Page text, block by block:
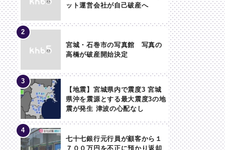
ット運営会社が自己破産へ
宮城・石巻市の写真館 写真の
高橋が破産開始決定
【地震】宮城県内で震度3 宮城
県沖を震源とする最大震度3の地
震が発生 津波の心配なし
七十七銀行元行員が顧客から１
７００万円を不正に預かり返却